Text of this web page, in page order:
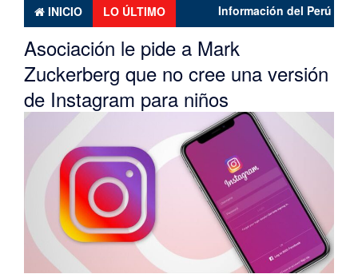
INICIO LO ÚLTIMO Información del Perú y el
Asociación le pide a Mark
Zuckerberg que no cree una versión
de Instagram para niños